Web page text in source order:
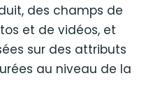
des champs de
et de vidéos, et
sur des attributs
au niveau de la